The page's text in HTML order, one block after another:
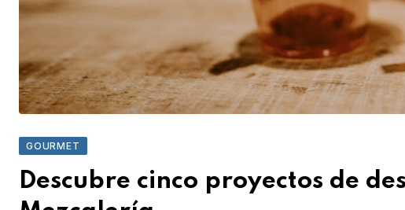
GOURMET
Descubre cinco proyectos de